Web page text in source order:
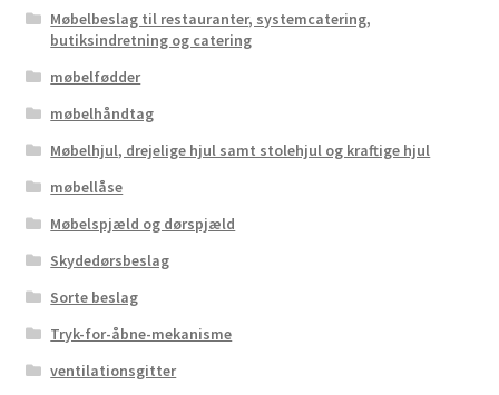
Møbelbeslag til restauranter, systemcatering,
butiksindretning og catering
møbelfødder
møbelhåndtag
Møbelhjul, drejelige hjul samt stolehjul og kraftige hjul
møbellåse
Møbelspjæld og dørspjæld
Skydedørsbeslag
Sorte beslag
Tryk-for-åbne-mekanisme
ventilationsgitter